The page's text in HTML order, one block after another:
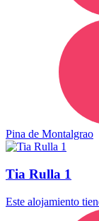
Pina de Montalgrao
Tia Rulla 1
Este alojamiento